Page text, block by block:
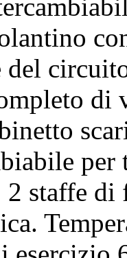
di
2 staffe